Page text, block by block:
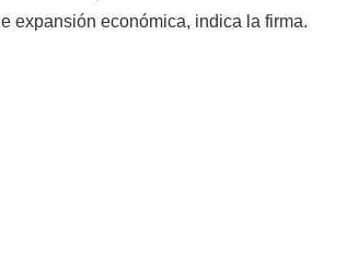
expansión económica, indica la firma.